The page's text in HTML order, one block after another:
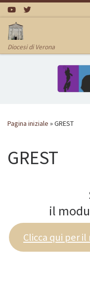
Passa al contenuto
Diocesi di Verona
Pagina iniziale »GREST
GREST
il
Clicca qui per il